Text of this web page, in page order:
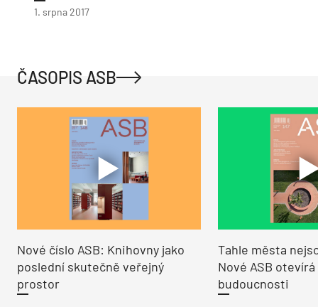
1. srpna 2017
ČASOPIS ASB
Nové číslo ASB: Knihovny jako
poslední skutečně veřejný
prostor
Tahle města
Nové ASB
budoucnosti